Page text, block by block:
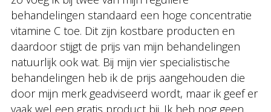
behandelingen standaard een hoge concentratie
vitamine C toe. Dit zijn kostbare producten en
daardoor stijgt de prijs van mijn behandelingen
natuurlijk ook wat. Bij mijn vier specialistische
behandelingen heb ik de prijs aangehouden die
door mijn merk geadviseerd wordt, maar ik geef er
vaak wel een gratis product bij. Ik heb nog geen